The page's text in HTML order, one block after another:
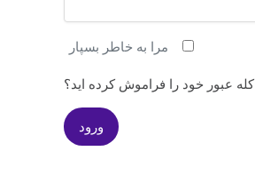
مرا به خاطر بسپار
کله عبور خود را فراموش کرده اید؟